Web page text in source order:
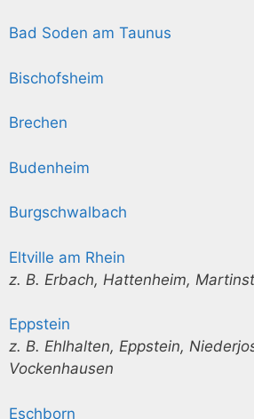
Bad Soden am Taunus
Bischofsheim
Brechen
Budenheim
Burgschwalbach
Eltville am Rhein
z. B. Erbach, Hattenheim,
Eppstein
z. B. Ehlhalten, Eppstein,
Vockenhausen
Eschborn